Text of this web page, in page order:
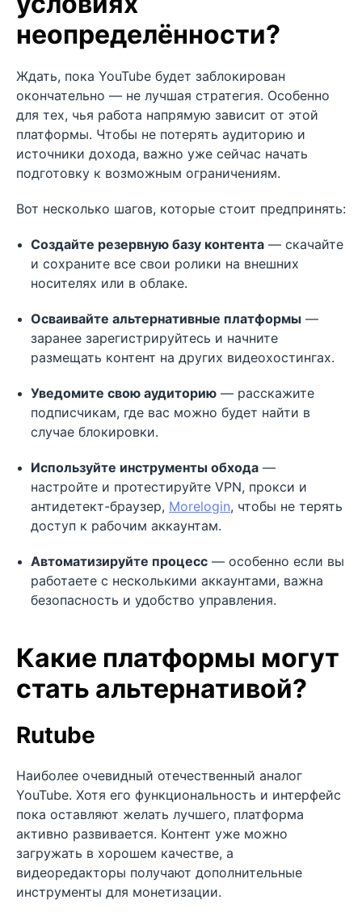
неопределённости?
Ждать, пока YouTube будет заблокирован
окончательно — не лучшая стратегия. Особенно
для тех, чья работа напрямую зависит от этой
платформы. Чтобы не потерять аудиторию и
источники дохода, важно уже сейчас начать
подготовку к возможным ограничениям.
Вот несколько шагов, которые стоит предпринять:
Создайте резервную базу контента — скачайте
и сохраните все свои ролики на внешних
носителях или в облаке.
Осваивайте альтернативные платформы —
заранее зарегистрируйтесь и начните
размещать контент на других видеохостингах.
Уведомите свою аудиторию — расскажите
подписчикам, где вас можно будет найти в
случае блокировки.
Используйте инструменты обхода —
настройте и протестируйте VPN, прокси и
антидетект-браузер, Morelogin, чтобы не терять
доступ к рабочим аккаунтам.
Автоматизируйте процесс — особенно если вы
работаете с несколькими аккаунтами, важна
безопасность и удобство управления.
Какие платформы могут
стать альтернативой?
Rutube
Наиболее очевидный отечественный аналог
YouTube. Хотя его функциональность и интерфейс
пока оставляют желать лучшего, платформа
активно развивается. Контент уже можно
загружать в хорошем качестве, а
видеоредакторы получают дополнительные
инструменты для монетизации.